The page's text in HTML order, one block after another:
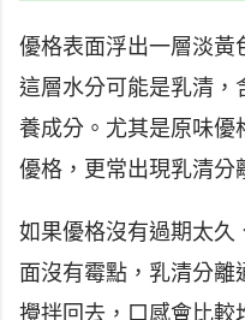
優格表面浮出一層淡黃
這層水分可能是乳清，
養成分。尤其是原味優
優格，更常出現乳清分
如果優格沒有過期太久
面沒有霉點，乳清分離
攪拌回去，口感會比較